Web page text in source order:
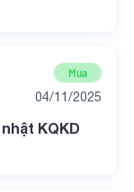
Mua
04/11/2025
KQKD